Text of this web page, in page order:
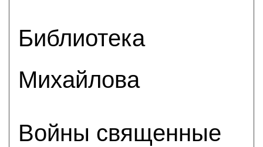
Библиотека
Михайлова
Войны священные